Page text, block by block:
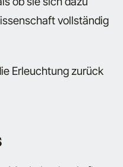
vollständig
Erleuchtung zurück